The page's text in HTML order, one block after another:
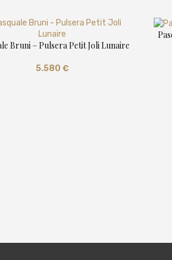
Bruni – Pulsera Petit Joli Lunaire
5.580 €